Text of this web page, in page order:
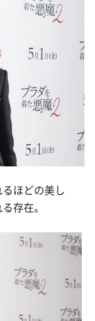
ほどの美し
存在。